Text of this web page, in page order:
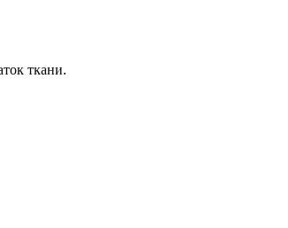
ткани.